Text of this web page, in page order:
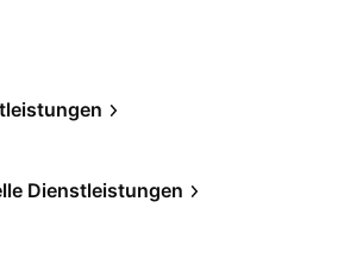
Dienstleistungen